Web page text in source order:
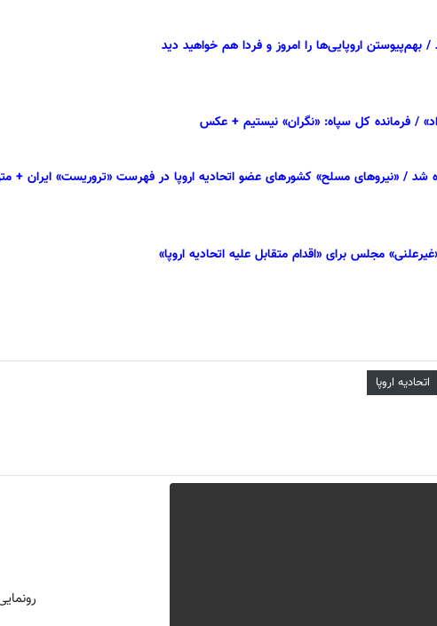
اروپایی‌ها را امروز و فردا هم خواهید دید
/ فرمانده کل سپاه: «نگران» نیستیم + عکس
شد / «نیروهای مسلح» کشورهای عضو اتحادیه اروپا در فهرست «تروریست» ایران +
مجلس برای «اقدام متقابل علیه اتحادیه اروپا»
اتحادیه اروپا